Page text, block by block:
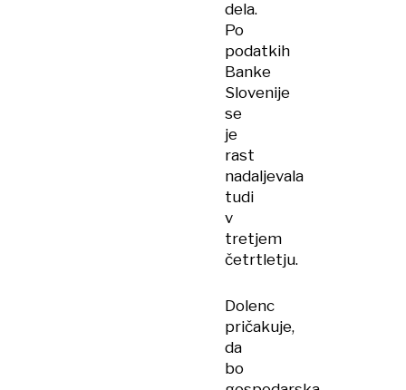
dela.
Po
podatkih
Banke
Slovenije
se
je
rast
nadaljevala
tudi
v
tretjem
četrtletju.
Dolenc
pričakuje,
da
bo